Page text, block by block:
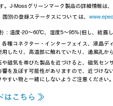
J-Mossグリーンマーク製品の詳細情報は、
別の登録ステータスについて は、
温度-20～60℃、湿度5～95% (但し、結露し
種コネクター・インターフェイス、液晶
したり、高温部に触れていたり、通風孔か
磁気を帯びた製品を近づけると、磁気セ
を及ぼす可能性がありますので、近づけな
すい物と一緒にしないようご注意ください。
はこちら ≫